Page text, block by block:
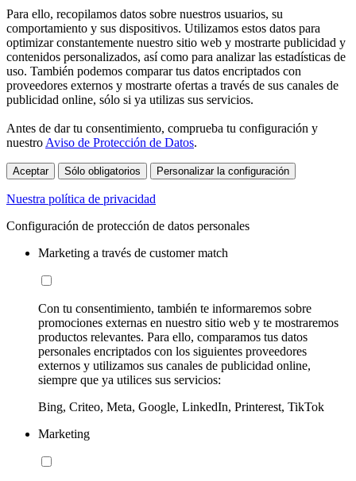
Para ello, recopilamos datos sobre nuestros usuarios, su
comportamiento y sus dispositivos. Utilizamos estos datos para
optimizar constantemente nuestro sitio web y mostrarte publicidad y
contenidos personalizados, así como para analizar las estadísticas de
uso. También podemos comparar tus datos encriptados con
proveedores externos y mostrarte ofertas a través de sus canales de
publicidad online, sólo si ya utilizas sus servicios.
Antes de dar tu consentimiento, comprueba tu configuración y
nuestro Aviso de Protección de Datos.
Aceptar Sólo obligatorios Personalizar la configuración
Nuestra política de privacidad
Configuración de protección de datos personales
Marketing a través de customer match
Con tu consentimiento, también te informaremos sobre
promociones externas en nuestro sitio web y te mostraremos
productos relevantes. Para ello, comparamos tus datos
personales encriptados con los siguientes proveedores
externos y utilizamos sus canales de publicidad online,
siempre que ya utilices sus servicios:
Bing, Criteo, Meta, Google, LinkedIn, Printerest, TikTok
Marketing